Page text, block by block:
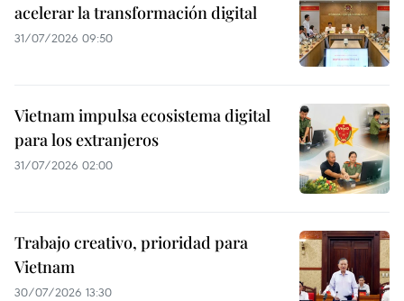
acelerar la transformación digital
31/07/2026 09:50
Vietnam impulsa ecosistema digital
para los extranjeros
31/07/2026 02:00
Trabajo creativo, prioridad para
Vietnam
30/07/2026 13:30